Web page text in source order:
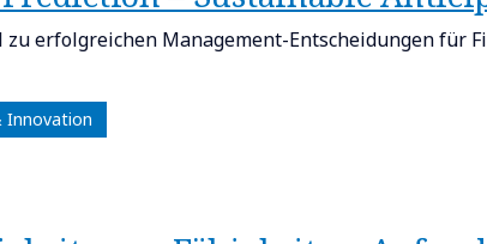
zu erfolgreichen Management-Entscheidungen für
Innovation